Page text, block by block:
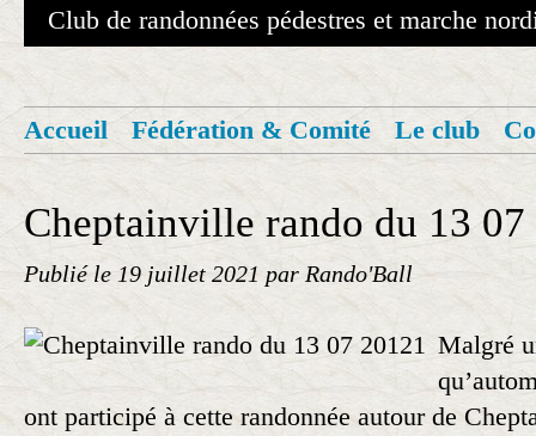
Club de randonnées pédestres et marche
Accueil Fédération & Comité Le club
Cheptainville rando du 13 07
Publié le 19 juillet 2021 par Rando'Ball
Malgré
ont participé à cette randonnée autour de